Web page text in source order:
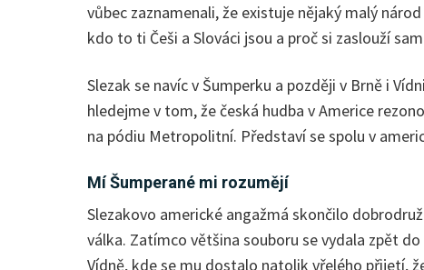
vůbec zaznamenali, že existuje nějaký malý
kdo to ti Češi a Slováci jsou a proč si zaslouží
Slezak se navíc v Šumperku a později v Brně i
hledejme v tom, že česká hudba v Americe
na pódiu Metropolitní. Představí se spolu v
Mí Šumperané mi rozumějí
Slezakovo americké angažmá skončilo
válka. Zatímco většina souboru se vydala zpět
Vídně, kde se mu dostalo natolik vřelého přijetí,